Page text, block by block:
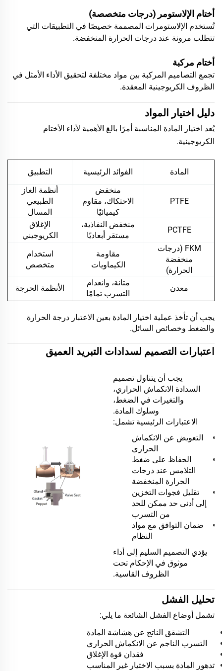
أختام الإلاستومر (درجات متخصصة)
تُستخدم الإلاستومرات المصممة خصيصًا في التطبيقات التي
تتطلب مرونة عند درجات الحرارة المنخفضة.
أختام مركبة
تجمع التصاميم المركبة بين مواد مختلفة لتحقيق الأداء الأمثل في
الظروف الكريوجينية المعقدة.
دليل اختيار المواد
يُعد اختيار المادة المناسبة أمرًا بالغ الأهمية لأداء الأختام
الكريوجينية.
المادة الفوائد الرئيسية التطبيق
PTFE
منخفض
الاحتكاك، مقاوم
كيميائيًا
أنظمة الغاز
الطبيعي
المسال
PCTFE
منخفض النفاذية،
مستقر أبعاديًا
الإغلاق
الكريوجيني
FKM (درجات
منخفضة
الحرارة)
مقاومة
الكيماويات
استخدام
متخصص
معدن
متانة، وانعدام
التسرب تمامًا
الأنظمة الحرجة
يجب أن تأخذ عملية اختيار المادة بعين الاعتبار درجة الحرارة
والضغط وخصائص السائل.
اعتبارات التصميم لسدادات التبريد العميق
يجب أن يتناول تصميم
السدادة الانكماش الحراري،
والتغيرات في الضغط،
وسلوك المادة.
الاعتبارات الرئيسية تشمل:
التعويض عن الانكماش
الحراري
الحفاظ على ضغط
التلامس عند درجات
الحرارة المنخفضة
تقليل فجوات التخزين
إلى أدنى حد ممكن للحد
من التسرب
ضمان التوافق مع مواد
النظام
يؤدي التصميم السليم إلى أداء
موثوق في الإحكام تحت
الظروف القاسية.
تحليل الفشل
تشمل أوضاع الفشل الشائعة ما يلي:
التشقق الناتج عن هشاشة المادة
التسرب الناجم عن الانكماش الحراري
فقدان قوة الإغلاق
تدهور المادة بسبب الاختيار غير المناسب